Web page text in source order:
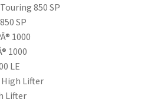
850 SP
SP
1000
1000
LE
High Lifter
Lifter